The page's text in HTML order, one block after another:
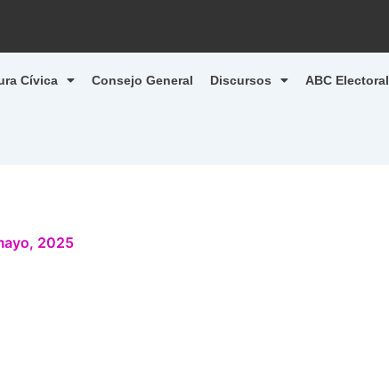
Cívica Consejo General Discursos ABC Electoral
2025